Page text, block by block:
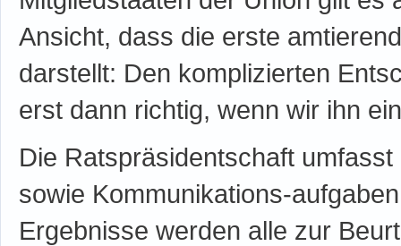
Ansicht, dass die erste
darstellt: Den komplizierten
erst dann richtig, wenn wir ihn
Die Ratspräsidentschaft
sowie Kommunikations-
Ergebnisse werden alle zur